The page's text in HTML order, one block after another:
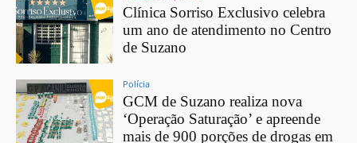
Clínica Sorriso Exclusivo celebra
um ano de atendimento no Centro
de Suzano
Polícia
GCM de Suzano realiza nova
‘Operação Saturação’ e apreende
mais de 900 porções de drogas em